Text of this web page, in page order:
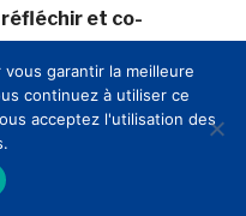
réfléchir et co-
garantir la meilleure
continuez à utiliser ce
acceptez l'utilisation des